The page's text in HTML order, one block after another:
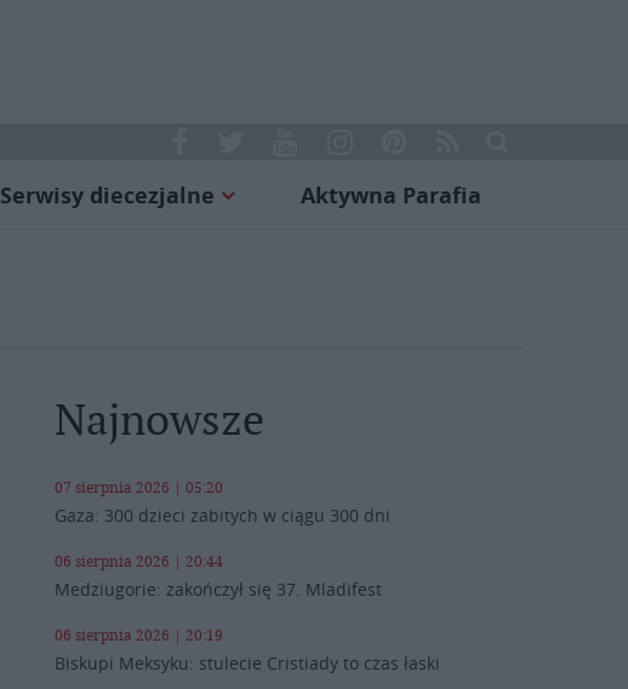
Serwisy diecezjalne Aktywna Parafia
Najnowsze
07 sierpnia 2026 | 05:20
Gaza: 300 dzieci zabitych w ciągu 300 dni
06 sierpnia 2026 | 20:44
Medziugorie: zakończył się 37. Mladifest
06 sierpnia 2026 | 20:19
Biskupi Meksyku: stulecie Cristiady to czas łaski